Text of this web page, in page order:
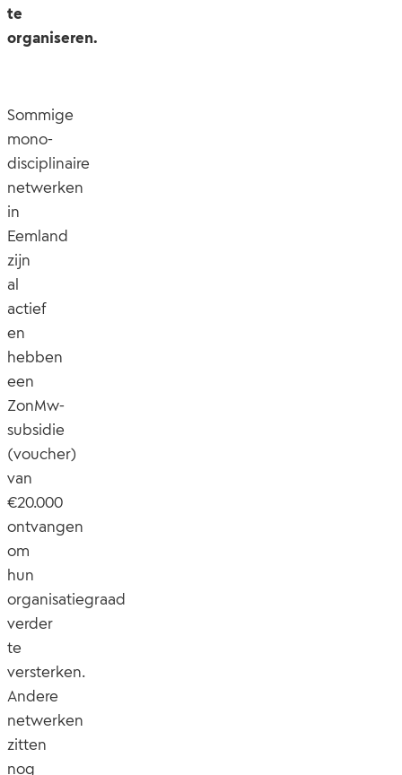
te
organiseren.
Sommige
mono-
disciplinaire
netwerken
in
Eemland
zijn
al
actief
en
hebben
een
ZonMw-
subsidie
(voucher)
van
€20.000
ontvangen
om
hun
organisatiegraad
verder
te
versterken.
Andere
netwerken
zitten
nog